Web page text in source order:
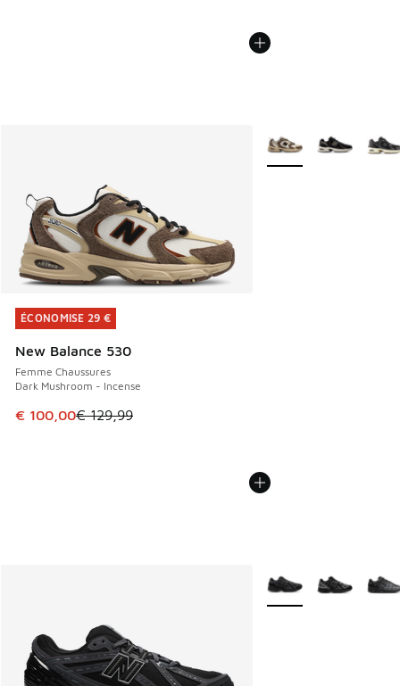
ÉCONOMISE 29 €
New Balance 530
Femme Chaussures
Dark Mushroom - Incense
Cet article est en promotion. Prix en baisse de € 129,99 à
€ 100,00€ 129,99
ÉCONOMISE 29 €
Plus de couleurs
Plus de couleurs